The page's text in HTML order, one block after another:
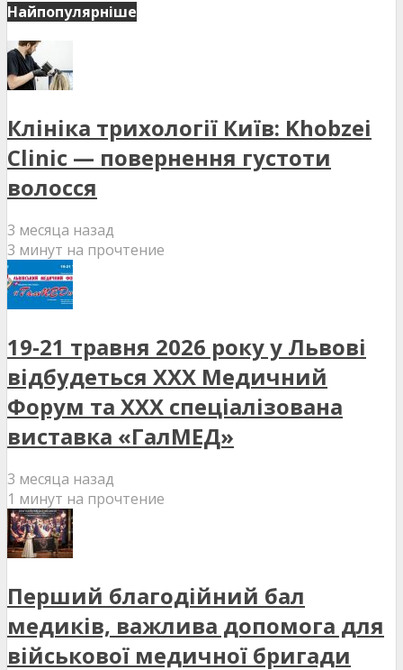
Найпопулярніше
Клініка трихології Київ: Khobzei
Clinic — повернення густоти
волосся
3 месяца назад
3 минут на прочтение
19-21 травня 2026 року у Львові
відбудеться XXX Медичний
Форум та XXX спеціалізована
виставка «ГалМЕД»
3 месяца назад
1 минут на прочтение
Перший благодійний бал
медиків, важлива допомога для
військової медичної бригади